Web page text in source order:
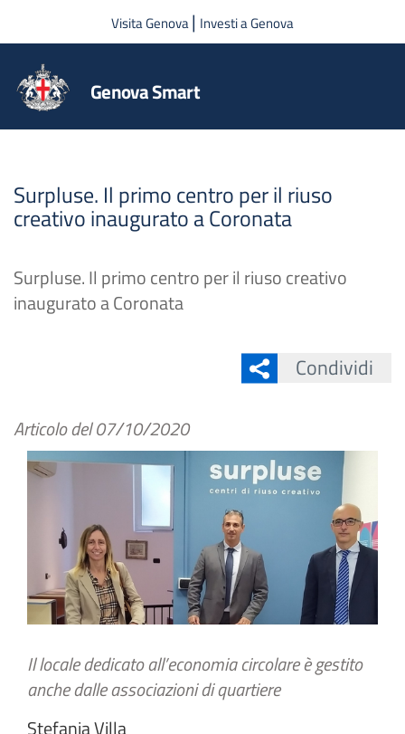
Salta al contenuto principale
Visita Genova| Investi a Genova
Genova Smart
Surpluse. Il primo centro per il riuso
creativo inaugurato a Coronata
Surpluse. Il primo centro per il riuso creativo
inaugurato a Coronata
Condividi
Articolo del07/10/2020
Il locale dedicato all’economia circolare è gestito
anche dalle associazioni di quartiere
Stefania Villa